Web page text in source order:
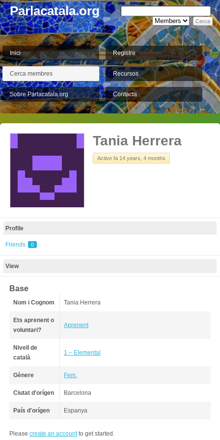
Parlacatala.org
Inici Registre
Cerca membres Recursos
Sobre Parlacatala.org Contacta
Tania Herrera
Active fa 14 years, 4 months
Profile
Friends 0
View
Base
Nom i Cognom Tania Herrera
Ets aprenent o
voluntari?
Aprenent
Nivell de
català
1 – Elemental
Gènere Fem.
Ciutat d'orígen Barcelona
País d'orígen Espanya
Please create an accountto get started.